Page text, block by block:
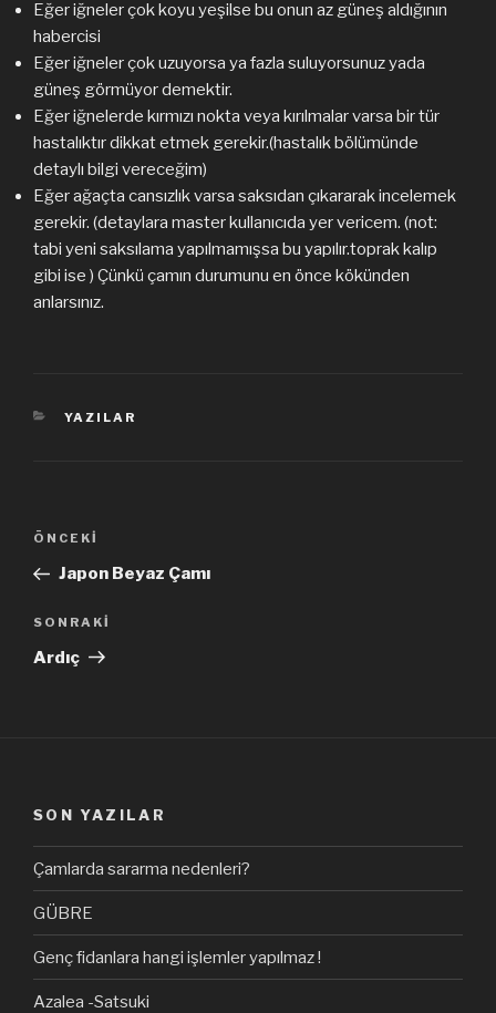
Eğer iğneler çok koyu yeşilse bu onun az güneş aldığının
habercisi
Eğer iğneler çok uzuyorsa ya fazla suluyorsunuz yada
güneş görmüyor demektir.
Eğer iğnelerde kırmızı nokta veya kırılmalar varsa bir tür
hastalıktır dikkat etmek gerekir.(hastalık bölümünde
detaylı bilgi vereceğim)
Eğer ağaçta cansızlık varsa saksıdan çıkararak incelemek
gerekir. (detaylara master kullanıcıda yer vericem. (not:
tabi yeni saksılama yapılmamışsa bu yapılır.toprak kalıp
gibi ise ) Çünkü çamın durumunu en önce kökünden
anlarsınız.
KATEGORILER
YAZILAR
Yazı
Önceki
Yazı
ÖNCEKI
Japon Beyaz Çamı
Sonraki
Yazı
SONRAKI
Ardıç
SON YAZILAR
Çamlarda sararma nedenleri?
GÜBRE
Genç fidanlara hangi işlemler yapılmaz !
Azalea -Satsuki